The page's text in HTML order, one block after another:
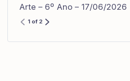
Arte – 6º Ano – 17/06/2026
1 of 2